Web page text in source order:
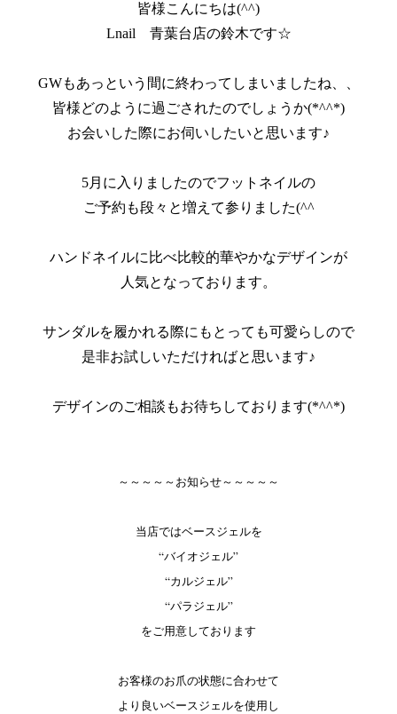
皆様こんにちは(^^)
Lnail 青葉台店の鈴木です☆
GWもあっという間に終わってしまいましたね、、
皆様どのように過ごされたのでしょうか(*^^*)
お会いした際にお伺いしたいと思います♪
5月に入りましたのでフットネイルの
ご予約も段々と増えて参りました(^^
ハンドネイルに比べ比較的華やかなデザインが
人気となっております。
サンダルを履かれる際にもとっても可愛らしので
是非お試しいただければと思います♪
デザインのご相談もお待ちしております(*^^*)
～～～～～お知らせ～～～～～
当店ではベースジェルを
“バイオジェル”
“カルジェル”
“パラジェル”
をご用意しております
お客様のお爪の状態に合わせて
より良いベースジェルを使用し